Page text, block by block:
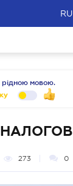
RU
рідною мовою.
273 0